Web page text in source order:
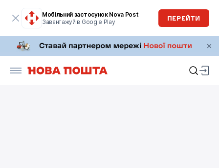
Мобільний застосунок Nova Post
Завантажуй в Google Play
ПЕРЕЙТИ